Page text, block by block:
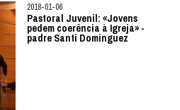
2018-01-06
Pastoral Juvenil: «Jovens
pedem coerência à Igreja» -
padre Santi Dominguez